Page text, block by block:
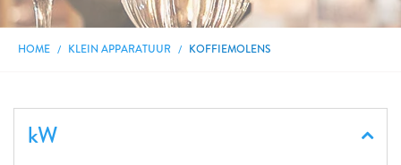
HOME KLEIN APPARATUUR KOFFIEMOLENS
kW